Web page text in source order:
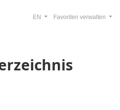
Favoriten verwalten
EN